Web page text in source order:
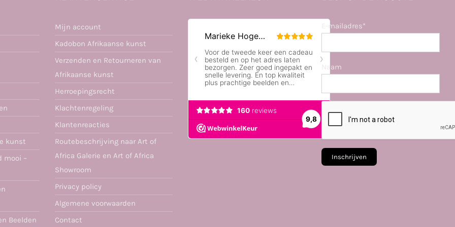
kunst
mooi –
Beelden
Mijn account
Kadobon Afrikaanse kunst
Verzenden en Retourneren van
Afrikaanse kunst
Herroepingsrecht
Klachtenregeling
Klantenreacties
Routebeschrijving naar Art of
Africa Galerie en Art of Africa
Showroom
Privacy policy
Algemene voorwaarden
Contact
E-mailadres*
Naam